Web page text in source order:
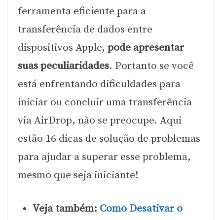
ferramenta eficiente para a
transferência de dados entre
dispositivos Apple, pode apresentar
suas peculiaridades. Portanto se você
está enfrentando dificuldades para
iniciar ou concluir uma transferência
via AirDrop, não se preocupe. Aqui
estão 16 dicas de solução de problemas
para ajudar a superar esse problema,
mesmo que seja iniciante!
Veja também: Como Desativar o